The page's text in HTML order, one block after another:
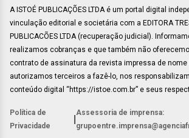
A ISTOÉ PUBLICAÇÕES LTDA é um portal digital
vinculação editorial e societária com a EDITORA
PUBLICACÕES LTDA (recuperação judicial).
realizamos cobranças e que também não
contrato de assinatura da revista impressa de nome
autorizamos terceiros a fazê-lo, nos
conteúdo digital “https://istoe.com.br” e seus
Política de
Privacidade
Assessoria de imprensa: